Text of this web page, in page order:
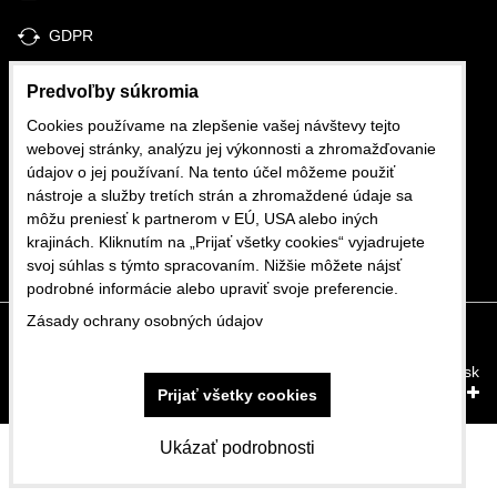
GDPR
Autopotahy FB
cartex@cartex.sk
+421 907 601 888
Predvoľby súkromia Zásady ochrany osobných údajov
Vytvorené pomocou: BiznisWeb.sk
Predvoľby súkromia
Cookies používame na zlepšenie vašej návštevy tejto
webovej stránky, analýzu jej výkonnosti a zhromažďovanie
údajov o jej používaní. Na tento účel môžeme použiť
nástroje a služby tretích strán a zhromaždené údaje sa
môžu preniesť k partnerom v EÚ, USA alebo iných
krajinách. Kliknutím na „Prijať všetky cookies“ vyjadrujete
svoj súhlas s týmto spracovaním. Nižšie môžete nájsť
podrobné informácie alebo upraviť svoje preferencie.
Zásady ochrany osobných údajov
Ukázať podrobnosti
Prijať všetky cookies